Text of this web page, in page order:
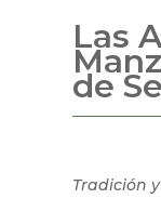
Las
de
Tradición